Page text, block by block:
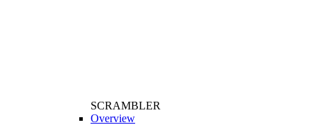
SCRAMBLER
Overview